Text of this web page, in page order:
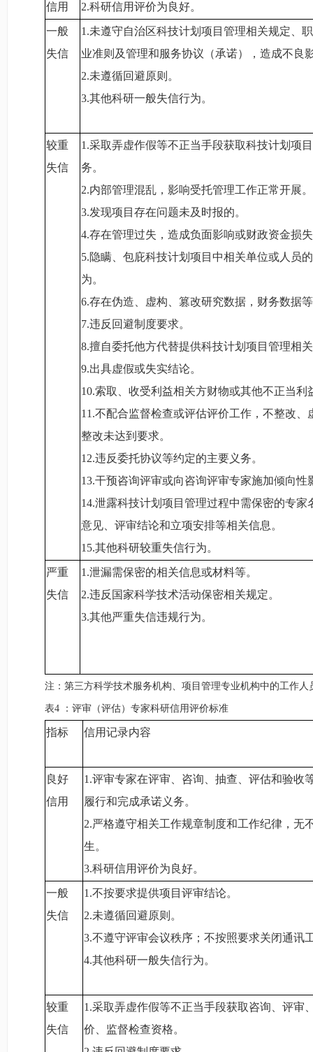
信用
2.科研信用评价为良好。
一般
失信
1.未遵守自治区科技计划项目管理相关规定、
业准则及管理和服务协议（承诺），造成不良
2.未遵循回避原则。
3.其他科研一般失信行为。
较重
失信
1.采取弄虚作假等不正当手段获取科技计划项
务。
2.内部管理混乱，影响受托管理工作正常开展。
3.发现项目存在问题未及时报的。
4.存在管理过失，造成负面影响或财政资金损
5.隐瞒、包庇科技计划项目中相关单位或人员
为。
6.存在伪造、虚构、篡改研究数据，财务数据
7.违反回避制度要求。
8.擅自委托他方代替提供科技计划项目管理相
9.出具虚假或失实结论。
10.索取、收受利益相关方财物或其他不正当利
11.不配合监督检查或评估评价工作，不整改、
整改未达到要求。
12.违反委托协议等约定的主要义务。
13.干预咨询评审或向咨询评审专家施加倾向性
14.泄露科技计划项目管理过程中需保密的专家
意见、评审结论和立项安排等相关信息。
15.其他科研较重失信行为。
严重
失信
1.泄漏需保密的相关信息或材料等。
2.违反国家科学技术活动保密相关规定。
3.其他严重失信违规行为。
注：第三方科学技术服务机构、项目管理专业机构中的工作人
表4 ： 评审（评估）专家科研信用评价标准
指标 信用记录内容
良好
信用
1.评审专家在评审、咨询、抽查、评估和验收
履行和完成承诺义务。
2.严格遵守相关工作规章制度和工作纪律，无
生。
3.科研信用评价为良好。
一般
失信
1.不按要求提供项目评审结论。
2.未遵循回避原则。
3.不遵守评审会议秩序；不按照要求关闭通讯
4.其他科研一般失信行为。
较重
失信
1.采取弄虚作假等不正当手段获取咨询、评审
价、监督检查资格。